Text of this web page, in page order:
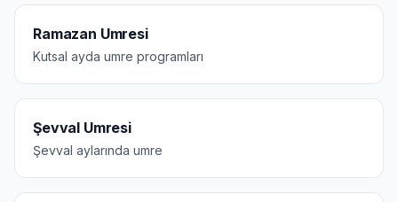
Ramazan Umresi
Kutsal ayda umre programları
Şevval Umresi
Şevval aylarında umre